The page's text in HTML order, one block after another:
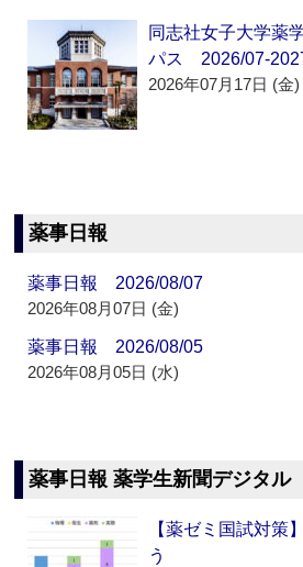
同志社女子大学薬
パス 2026/07-
2026年07月17日 (金)
薬事日報
薬事日報 2026/08/07
2026年08月07日 (金)
薬事日報 2026/08/05
2026年08月05日 (水)
薬事日報 薬学生新聞デジタル
【薬ゼミ国試対策
う